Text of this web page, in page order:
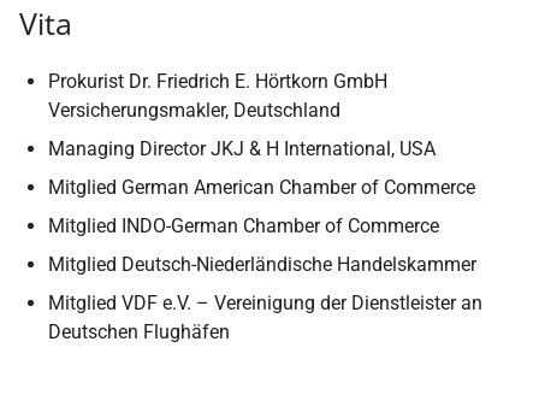
Vita
Prokurist Dr. Friedrich E. Hörtkorn GmbH
Versicherungsmakler, Deutschland
Managing Director JKJ & H International, USA
Mitglied German American Chamber of Commerce
Mitglied INDO-German Chamber of Commerce
Mitglied Deutsch-Niederländische Handelskammer
Mitglied VDF e.V. – Vereinigung der Dienstleister an
Deutschen Flughäfen